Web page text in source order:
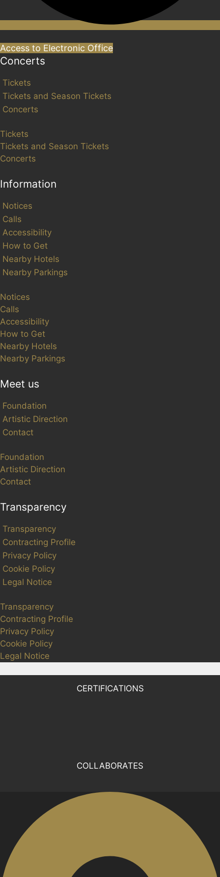
Access to Electronic Office
Concerts
Tickets
Tickets and Season Tickets
Concerts
Tickets
Tickets and Season Tickets
Concerts
Information
Notices
Calls
Accessibility
How to Get
Nearby Hotels
Nearby Parkings
Notices
Calls
Accessibility
How to Get
Nearby Hotels
Nearby Parkings
Meet us
Foundation
Artistic Direction
Contact
Foundation
Artistic Direction
Contact
Transparency
Transparency
Contracting Profile
Privacy Policy
Cookie Policy
Legal Notice
Transparency
Contracting Profile
Privacy Policy
Cookie Policy
Legal Notice
CERTIFICATIONS
COLLABORATES